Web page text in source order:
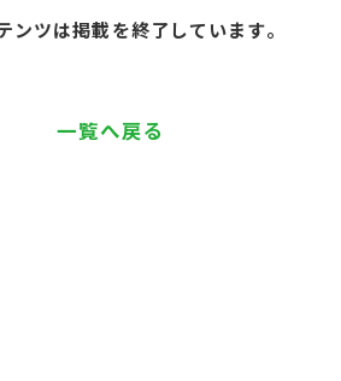
ンツは掲載を終了しています。
一覧へ戻る